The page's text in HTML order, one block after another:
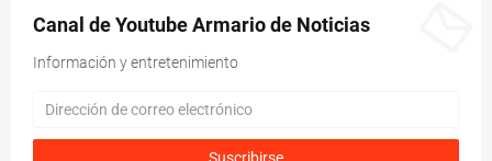
Canal de Youtube Armario de Noticias
Información y entretenimiento